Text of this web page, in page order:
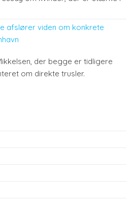
afslører viden om konkrete
der begge er tidligere
om direkte trusler.